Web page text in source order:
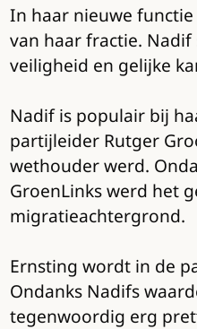
In haar nieuwe
van haar fractie. Nadif
veiligheid en gelijke
Nadif is populair bij
partijleider Rutger
wethouder werd.
GroenLinks werd het
migratieachtergrond.
Ernsting wordt in de
Ondanks Nadifs
tegenwoordig erg